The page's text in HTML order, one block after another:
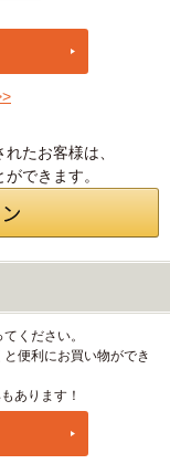
たお客様は、
できます。
ください。
便利にお買い物ができ
あります！